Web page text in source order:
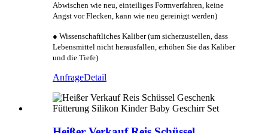
Abwischen wie neu, einteiliges Formverfahren, keine
Angst vor Flecken, kann wie neu gereinigt werden)
● Wissenschaftliches Kaliber (um sicherzustellen, dass
Lebensmittel nicht herausfallen, erhöhen Sie das Kaliber
und die Tiefe)
AnfrageDetail